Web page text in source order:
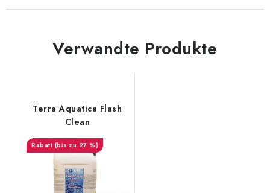
Verwandte Produkte
Terra Aquatica Flash
Clean
(bis zu 27 %)